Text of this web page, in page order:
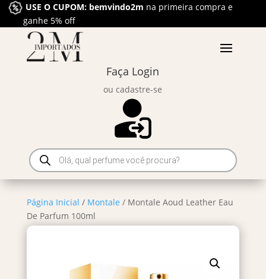
USE O CUPOM: bemvindo2m na primeira compra e
ganhe 5% off
Faça Login
ou cadastre-se
Pesquisar
produtos
Página Inicial / Montale / Montale Aoud Leather Eau
De Parfum 100ml